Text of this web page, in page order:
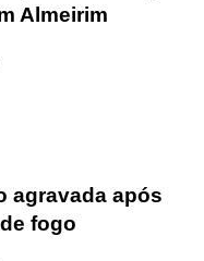
Almeirim
agravada após
fogo